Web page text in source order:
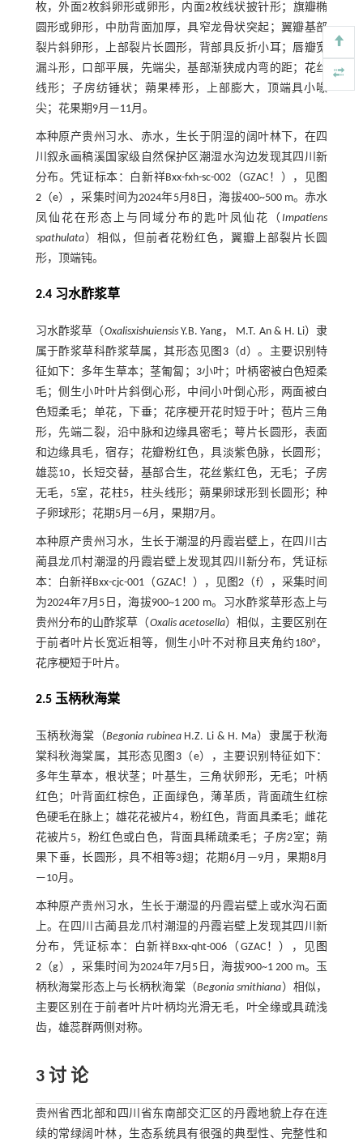
枚，外面2枚斜卵形或卵形，内面2枚线状披针形；旗瓣椭
圆形或卵形，中肋背面加厚，具窄龙骨状突起；翼瓣基部
裂片斜卵形，上部裂片长圆形，背部具反折小耳；唇瓣宽
漏斗形，口部平展，先端尖，基部渐狭成内弯的距；花丝
线形；子房纺锤状；蒴果棒形，上部膨大，顶端具小喙
尖；花果期9月—11月。
本种原产贵州习水、赤水，生长于阴湿的阔叶林下，在四
川叙永画稿溪国家级自然保护区潮湿水沟边发现其四川新
分布。凭证标本：白新祥Bxx-fxh-sc-002（GZAC！），见图
2（e），采集时间为2024年5月8日，海拔400~500 m。赤水
凤仙花在形态上与同域分布的匙叶凤仙花（Impatiens
spathulata）相似，但前者花粉红色，翼瓣上部裂片长圆
形，顶端钝。
2.4 习水酢浆草
习水酢浆草（ OxalisxishuiensisY.B. Yang， M.T. An & H. Li）隶
属于酢浆草科酢浆草属，其形态见图3（d）。主要识别特
征如下：多年生草本；茎匍匐；3小叶；叶柄密被白色短柔
毛；侧生小叶叶片斜倒心形，中间小叶倒心形，两面被白
色短柔毛；单花，下垂；花序梗开花时短于叶；苞片三角
形，先端二裂，沿中脉和边缘具密毛；萼片长圆形，表面
和边缘具毛，宿存；花瓣粉红色，具淡紫色脉，长圆形；
雄蕊10，长短交替，基部合生，花丝紫红色，无毛；子房
无毛，5室，花柱5，柱头线形；蒴果卵球形到长圆形；种
子卵球形；花期5月—6月，果期7月。
本种原产贵州习水，生长于潮湿的丹霞岩壁上，在四川古
蔺县龙爪村潮湿的丹霞岩壁上发现其四川新分布，凭证标
本：白新祥Bxx-cjc-001（GZAC！），见图2 （f），采集时间
为2024年7月5日，海拔900~1 200 m。习水酢浆草形态上与
贵州分布的山酢浆草（ Oxalis acetosella）相似，主要区别在
于前者叶片长宽近相等，侧生小叶不对称且夹角约180°，
花序梗短于叶片。
2.5 玉柄秋海棠
玉柄秋海棠（Begonia rubineaH.Z. Li & H. Ma）隶属于秋海
棠科秋海棠属，其形态见图3（e），主要识别特征如下：
多年生草本，根状茎；叶基生，三角状卵形，无毛；叶柄
红色；叶背面红棕色，正面绿色，薄革质，背面疏生红棕
色硬毛在脉上；雄花花被片4，粉红色，背面具柔毛；雌花
花被片5，粉红色或白色，背面具稀疏柔毛；子房2室；蒴
果下垂，长圆形，具不相等3翅；花期6月—9月，果期8月
—10月。
本种原产贵州习水，生长于潮湿的丹霞岩壁上或水沟石面
上。在四川古蔺县龙爪村潮湿的丹霞岩壁上发现其四川新
分布，凭证标本：白新祥Bxx-qht-006（GZAC！），见 图
2（g），采集时间为2024年7月5日，海拔900~1 200 m。玉
柄秋海棠形态上与长柄秋海棠（Begonia smithiana ）相似，
主要区别在于前者叶片叶柄均光滑无毛，叶全缘或具疏浅
齿，雄蕊群两侧对称。
3 讨 论
贵州省西北部和四川省东南部交汇区的丹霞地貌上存在连
续的常绿阔叶林，生态系统具有很强的典型性、完整性和